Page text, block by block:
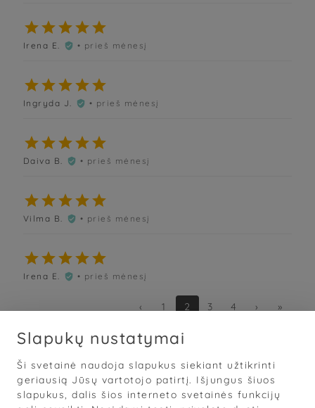

Irena E.  • prieš mėnesį

Ingryda J.  • prieš mėnesį

Daiva B.  • prieš mėnesį

Vilma B.  • prieš mėnesį

Irena E.  • prieš mėnesį
‹ 1 2 3 4 › »
Slapukų nustatymai
Ši svetainė naudoja slapukus siekiant užtikrinti
geriausią Jūsų vartotojo patirtį. Išjungus šiuos
slapukus, dalis šios interneto svetainės funkcijų
Sąlygos · Privatumas · Slapukai
© 2026 „Grožis Saviems“